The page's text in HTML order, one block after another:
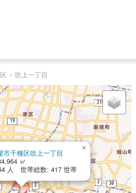
> 吹上一丁目
市千種区吹上一丁目
㎡
人 世帯総数: 417 世帯
×